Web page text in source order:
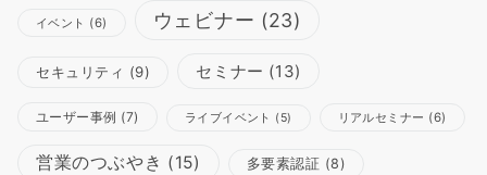
イベント (6) ウェビナー (23)
セキュリティ (9) セミナー (13)
ユーザー事例 (7) ライブイベント (5) リアルセミナー (6)
営業のつぶやき (15) 多要素認証 (8)